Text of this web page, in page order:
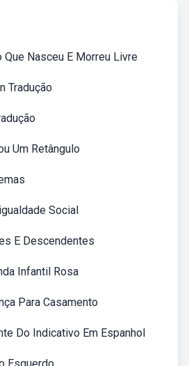
Que Nasceu E Morreu Livre
Tradução
Um Retângulo
Social
E Descendentes
Infantil Rosa
Para Casamento
Do Indicativo Em Espanhol